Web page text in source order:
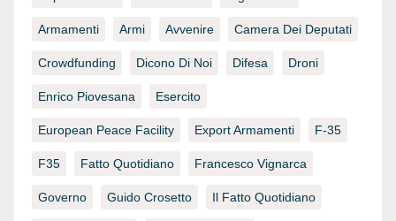
Armamenti Armi Avvenire Camera Dei Deputati
Crowdfunding Dicono Di Noi Difesa Droni
Enrico Piovesana Esercito
European Peace Facility Export Armamenti F-35
F35 Fatto Quotidiano Francesco Vignarca
Governo Guido Crosetto Il Fatto Quotidiano